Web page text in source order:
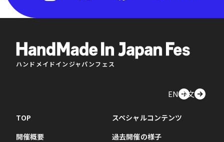
ハンドメイドインジャパンフェス
EN中文
TOP
開催概要
スペシャルコンテンツ
過去開催の様子